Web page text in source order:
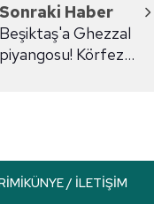
Sonraki Haber
Beşiktaş'a Ghezzal
piyangosu! Körfez
KÜNYE / İLETIŞIM